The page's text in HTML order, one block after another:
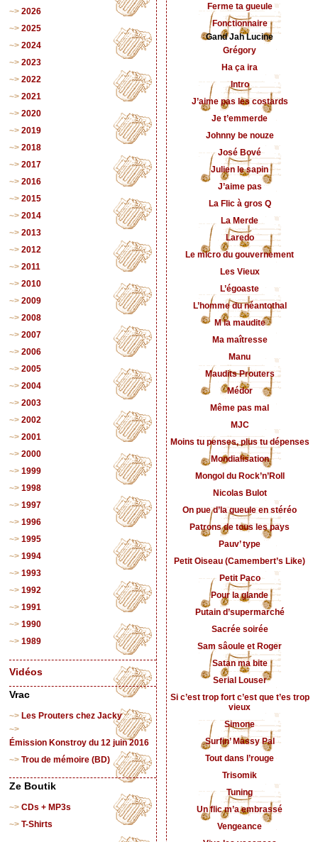
2026
2025
2024
2023
2022
2021
2020
2019
2018
2017
2016
2015
2014
2013
2012
2011
2010
2009
2008
2007
2006
2005
2004
2003
2002
2001
2000
1999
1998
1997
1996
1995
1994
1993
1992
1991
1990
1989
Vidéos
Vrac
Les Prouters chez Jacky
Émission Konstroy du 12 juin 2016
Trou de mémoire (BD)
Ze Boutik
CDs + MP3s
T-Shirts
Ferme ta gueule
Fonctionnaire
Gand Jah Lucine
Grégory
Ha ça ira
Intro
J’aime pas les costards
Je t’emmerde
Johnny be nouze
José Bové
Julien le sapin
J’aime pas
La Flic à gros Q
La Merde
Laredo
Le micro du gouvernement
Les Vieux
L’égoaste
L’homme du néantothal
M la maudite
Ma maîtresse
Manu
Maudits Prouters
Médor
Même pas mal
MJC
Moins tu penses, plus tu dépenses
Mondialisation
Mongol du Rock’n’Roll
Nicolas Bulot
On pue d’la gueule en stéréo
Patrons de tous les pays
Pauv’ type
Petit Oiseau (Camembert’s Like)
Petit Paco
Pour la glande
Putain d’supermarché
Sacrée soirée
Sam sâoule et Roger
Satan ma bite
Serial Louser
Si c’est trop fort c’est que t’es trop
vieux
Simone
Surfin’ Massy Pal
Tout dans l’rouge
Trisomik
Tuning
Un flic m’a embrassé
Vengeance